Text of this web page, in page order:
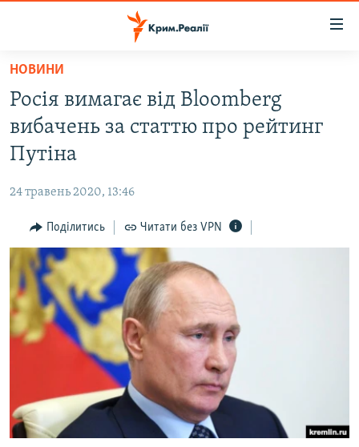
Перейти
основного
матеріалу
Перейти
до
основної
навігації
Перейти
до
пошуку
ВОДА.КРИМ
ВІДЕО ТА ФОТО
БЛОГИ
ПОГЛЯД
ІНТЕРВ'Ю
ВСЕ ЗА ДЕНЬ
СПЕЦПРОЕКТИ
ДЕПОРТАЦІЯ
ВІДЕОУРОКИ «ELIFBE»
СВІДЧЕННЯ ОКУПАЦІЇ
УКРАЇНСЬКА ПРОБЛЕМА КРИМУ
ЯК ОБІЙТИ БЛОКУВАННЯ
Qırımtatar
НОВИНИ
Росія вимагає від Bloomberg
вибачень за статтю про рейтинг
Путіна
24 травень 2020, 13:46
Поділитись Читати без VPN